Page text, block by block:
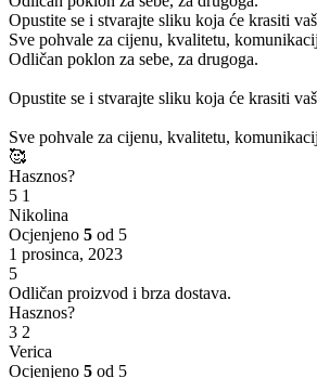
Opustite se i stvarajte sliku koja će krasiti
Sve pohvale za cijenu, kvalitetu,
Odličan poklon za sebe, za drugoga.
Opustite se i stvarajte sliku koja će krasiti
Sve pohvale za cijenu, kvalitetu,
🥰
Hasznos?
5 1
Nikolina
Ocjenjeno 5 od 5
1 prosinca, 2023
5
Odličan proizvod i brza dostava.
Hasznos?
3 2
Verica
Ocjenjeno 5 od 5